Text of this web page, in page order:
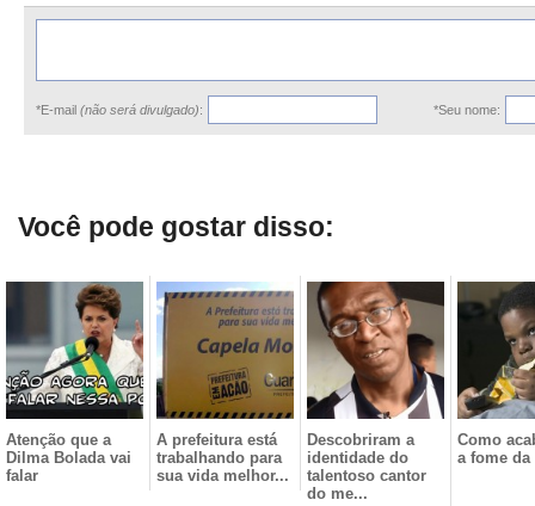
*E-mail (não será divulgado): *Seu nome:
Você pode gostar disso:
Atenção que a
Dilma Bolada vai
falar
A prefeitura está
trabalhando para
sua vida melhor...
Descobriram a
identidade do
talentoso cantor
do me...
Como
a fome da